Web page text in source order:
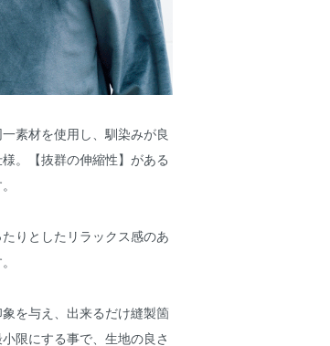
素材を使用し、馴染みが良
。【抜群の伸縮性】がある
りとしたリラックス感のあ
を与え、出来るだけ縫製箇
限にする事で、生地の良さ